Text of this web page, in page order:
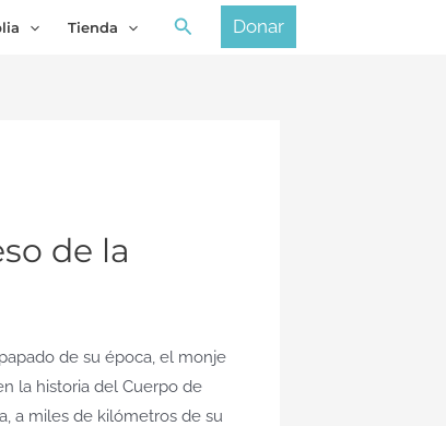
Tienda BuscarDonar
de la
de su época, el monje
la historia del Cuerpo de
a miles de kilómetros de su